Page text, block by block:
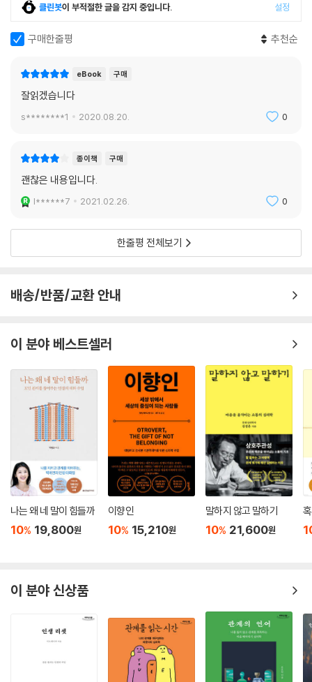
클린봇이 부적절한 글을 감지 중입니다. 설정
구매한줄평 추천순
eBook 구매
잘읽겠습니다
s********1 2020.08.20. 0
종이책 구매
괜찮은 내용입니다.
l******7 2021.02.26. 0
한줄평 전체보기
배송/반품/교환 안내
이 분야 베스트셀러
나는 왜 네 말이 힘들까
10% 19,800원
이향인
10% 15,210원
말하지 않고 말하기
10% 21,600원
이 분야 신상품